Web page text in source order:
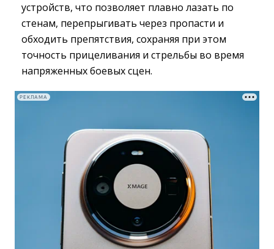
устройств, что позволяет плавно лазать по
стенам, перепрыгивать через пропасти и
обходить препятствия, сохраняя при этом
точность прицеливания и стрельбы во время
напряженных боевых сцен.
РЕКЛАМА